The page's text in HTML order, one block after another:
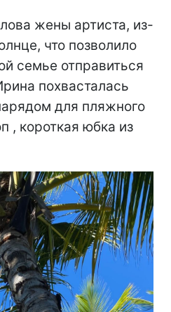
жены артиста, из-
что позволило
семье отправиться
похвасталась
для пляжного
, короткая юбка из